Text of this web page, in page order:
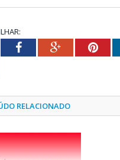
FacebookGoogle+
RELACIONADO